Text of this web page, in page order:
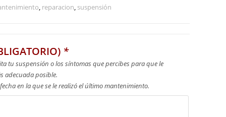
, reparacion, suspensión
*
tu suspensión o los síntomas que percibes para que le
adecuada posible.
en la que se le realizó el último mantenimiento.